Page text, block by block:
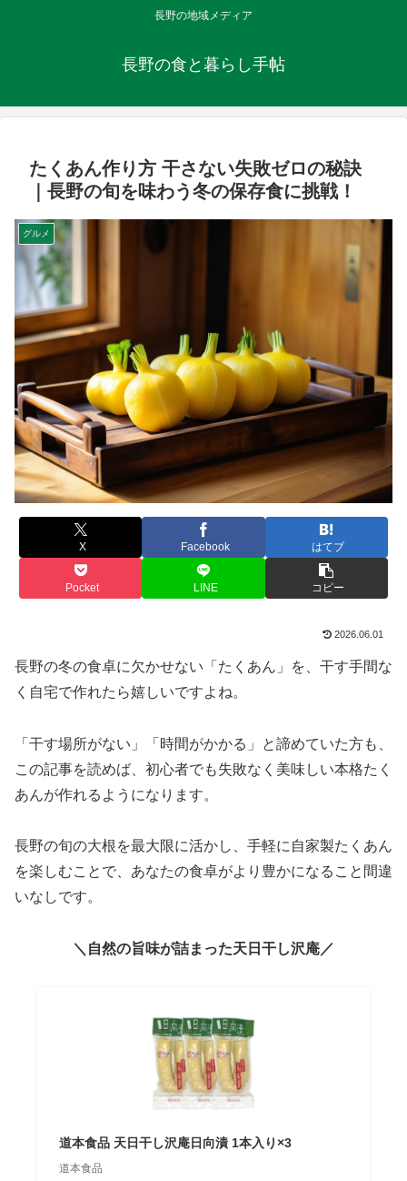
長野の地域メディア
長野の食と暮らし手帖
たくあん作り方 干さない失敗ゼロの秘訣
｜長野の旬を味わう冬の保存食に挑戦！
グルメ
X Facebook はてブ
Pocket LINE コピー
2026.06.01
長野の冬の食卓に欠かせない「たくあん」を、干す手間な
く自宅で作れたら嬉しいですよね。
「干す場所がない」「時間がかかる」と諦めていた方も、
この記事を読めば、初心者でも失敗なく美味しい本格たく
あんが作れるようになります。
長野の旬の大根を最大限に活かし、手軽に自家製たくあん
を楽しむことで、あなたの食卓がより豊かになること間違
いなしです。
＼自然の旨味が詰まった天日干し沢庵／
道本食品 天日干し沢庵日向漬 1本入り×3
道本食品